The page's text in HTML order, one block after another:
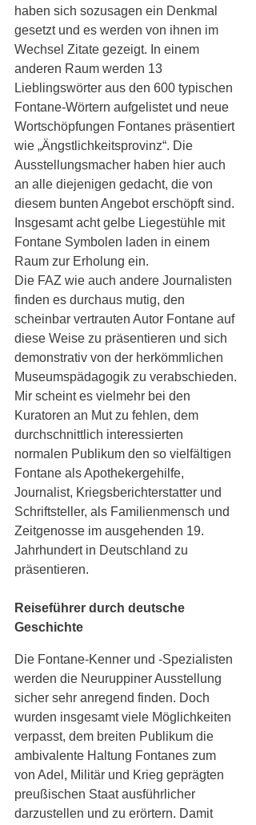
haben sich sozusagen ein Denkmal
gesetzt und es werden von ihnen im
Wechsel Zitate gezeigt. In einem
anderen Raum werden 13
Lieblingswörter aus den 600 typischen
Fontane-Wörtern aufgelistet und neue
Wortschöpfungen Fontanes präsentiert
wie „Ängstlichkeitsprovinz“. Die
Ausstellungsmacher haben hier auch
an alle diejenigen gedacht, die von
diesem bunten Angebot erschöpft sind.
Insgesamt acht gelbe Liegestühle mit
Fontane Symbolen laden in einem
Raum zur Erholung ein.
Die FAZ wie auch andere Journalisten
finden es durchaus mutig, den
scheinbar vertrauten Autor Fontane auf
diese Weise zu präsentieren und sich
demonstrativ von der herkömmlichen
Museumspädagogik zu verabschieden.
Mir scheint es vielmehr bei den
Kuratoren an Mut zu fehlen, dem
durchschnittlich interessierten
normalen Publikum den so vielfältigen
Fontane als Apothekergehilfe,
Journalist, Kriegsberichterstatter und
Schriftsteller, als Familienmensch und
Zeitgenosse im ausgehenden 19.
Jahrhundert in Deutschland zu
präsentieren.
Reiseführer durch deutsche
Geschichte
Die Fontane-Kenner und -Spezialisten
werden die Neuruppiner Ausstellung
sicher sehr anregend finden. Doch
wurden insgesamt viele Möglichkeiten
verpasst, dem breiten Publikum die
ambivalente Haltung Fontanes zum
von Adel, Militär und Krieg geprägten
preußischen Staat ausführlicher
darzustellen und zu erörtern. Damit